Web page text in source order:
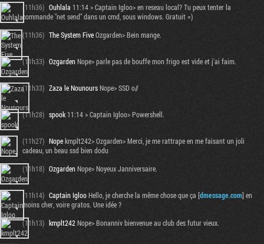
(11h36) Ouhlala 11:14 > Captain Igloo> en reseau local? Tu peux tenter la
commande "net send" dans un cmd, sous windows. Gratuit =)
(11h36) The System FiveOzgarden> Bein mange.
(11h33) OzgardenNope> parle pas de bouffe mon frigo est vide et j'ai faim.
(11h33) Zaza le NounoursNope> SSD o//
(11h28) spook 11:14 > Captain Igloo> Powershell.
(11h27) Nopekmplt242> Ozgarden> Merci, je me rattrape en me faisant un joli
cadeau, un beau ssd bien dodu
(11h18) OzgardenNope> Noyeux Janniversaire.
(11h14) Captain IglooHello, je cherche la même chose que ça [dmessage.com] en
moins cher, voire gratos. Une idée ?
(11h13) kmplt242 Nope> Bonanniv bienvenue au club des futur vieux.